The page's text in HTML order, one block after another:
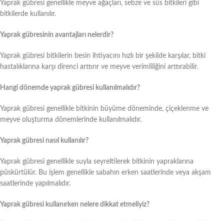
Yaprak gübresi genellikle meyve ağaçları, sebze ve süs bitkileri gibi
bitkilerde kullanılır.
Yaprak gübresinin avantajları nelerdir?
Yaprak gübresi bitkilerin besin ihtiyacını hızlı bir şekilde karşılar, bitki
hastalıklarına karşı direnci arttırır ve meyve verimliliğini arttırabilir.
Hangi dönemde yaprak gübresi kullanılmalıdır?
Yaprak gübresi genellikle bitkinin büyüme döneminde, çiçeklenme ve
meyve oluşturma dönemlerinde kullanılmalıdır.
Yaprak gübresi nasıl kullanılır?
Yaprak gübresi genellikle suyla seyreltilerek bitkinin yapraklarına
püskürtülür. Bu işlem genellikle sabahın erken saatlerinde veya akşam
saatlerinde yapılmalıdır.
Yaprak gübresi kullanırken nelere dikkat etmeliyiz?